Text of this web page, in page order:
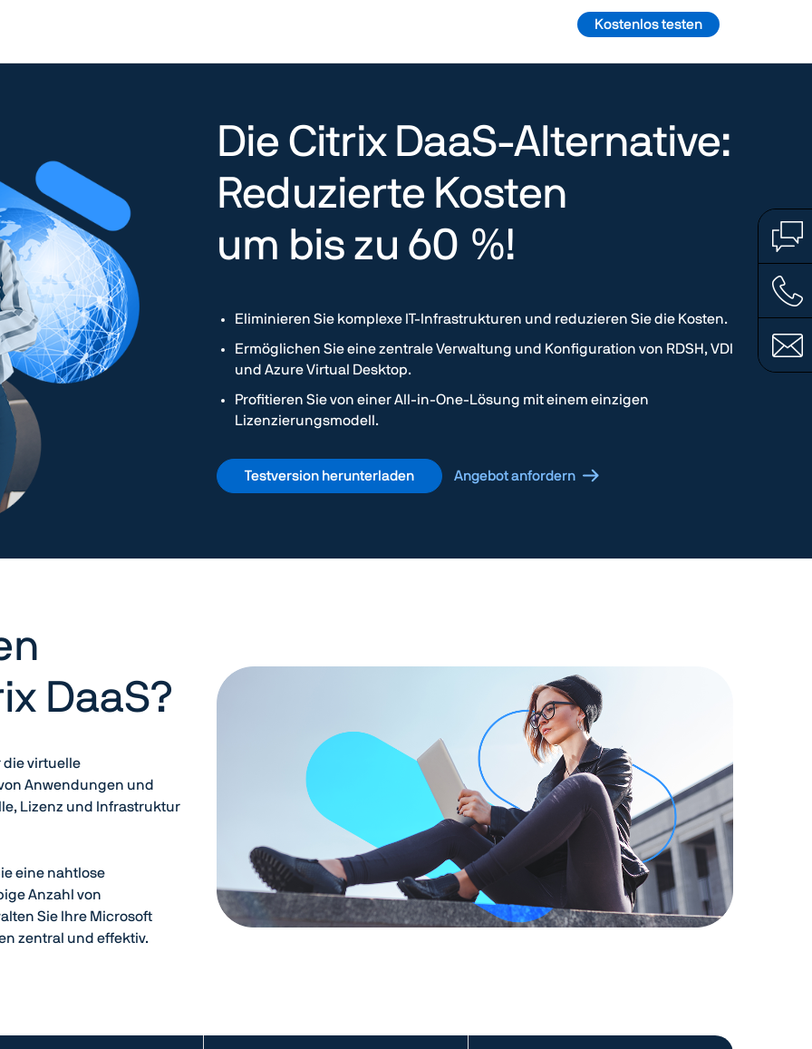
Kostenlos testen
Die Citrix DaaS-Alternative:
Reduzierte Kosten
um bis zu 60 %!
Eliminieren Sie komplexe IT-Infrastrukturen und reduzieren Sie die Kosten.
Ermöglichen Sie eine zentrale Verwaltung und Konfiguration von RDSH, VDI
und Azure Virtual Desktop.
Profitieren Sie von einer All-in-One-Lösung mit einem einzigen
Lizenzierungsmodell.
Testversion herunterladen Angebot anfordern
DaaS?
die virtuelle
Anwendungen und
Lizenz und Infrastruktur
eine nahtlose
Anzahl von
Sie Ihre Microsoft
zentral und effektiv.